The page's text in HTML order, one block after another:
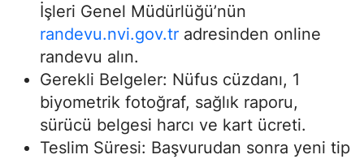
İşleri Genel Müdürlüğü’nün
randevu.nvi.gov.tr adresinden online
randevu alın.
Gerekli Belgeler: Nüfus cüzdanı, 1
biyometrik fotoğraf, sağlık raporu,
sürücü belgesi harcı ve kart ücreti.
Teslim Süresi: Başvurudan sonra yeni tip